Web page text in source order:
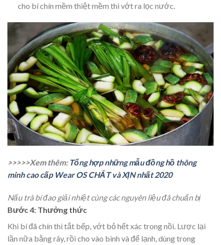
cho bí chín mềm thiệt mềm thì vớt ra lọc nước.
>>>>>Xem thêm: Tổng hợp những mẫu đồng hồ thông
minh cao cấp Wear OS CHẤT và XỊN nhất 2020
Nấu trà bí đao giải nhiệt cùng các nguyên liệu đã chuẩn bị
Bước 4: Thưởng thức
Khi bí đã chín thì tắt bếp, vớt bỏ hết xác trong nồi. Lược lại
lần nữa bằng rây, rồi cho vào bình và để lạnh, dùng trong